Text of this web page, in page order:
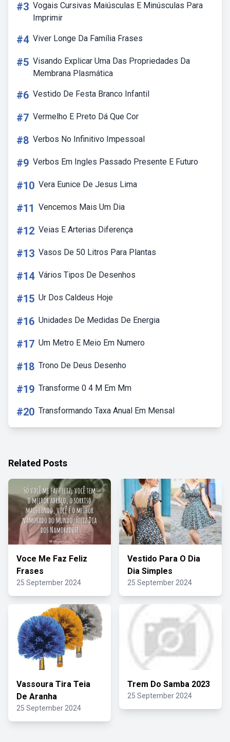
#3 Vogais Cursivas Maiúsculas E Minúsculas Para
Imprimir
#4 Viver Longe Da Família Frases
#5 Visando Explicar Uma Das Propriedades Da
Membrana Plasmática
#6 Vestido De Festa Branco Infantil
#7 Vermelho E Preto Dá Que Cor
#8 Verbos No Infinitivo Impessoal
#9 Verbos Em Ingles Passado Presente E Futuro
#10 Vera Eunice De Jesus Lima
#11 Vencemos Mais Um Dia
#12 Veias E Arterias Diferença
#13 Vasos De 50 Litros Para Plantas
#14 Vários Tipos De Desenhos
#15 Ur Dos Caldeus Hoje
#16 Unidades De Medidas De Energia
#17 Um Metro E Meio Em Numero
#18 Trono De Deus Desenho
#19 Transforme 0 4 M Em Mm
#20 Transformando Taxa Anual Em Mensal
Related Posts
Voce Me Faz Feliz
Frases
25 September 2024
Vestido Para O Dia
Dia Simples
25 September 2024
Vassoura Tira Teia
De Aranha
25 September 2024
Trem Do Samba 2023
25 September 2024